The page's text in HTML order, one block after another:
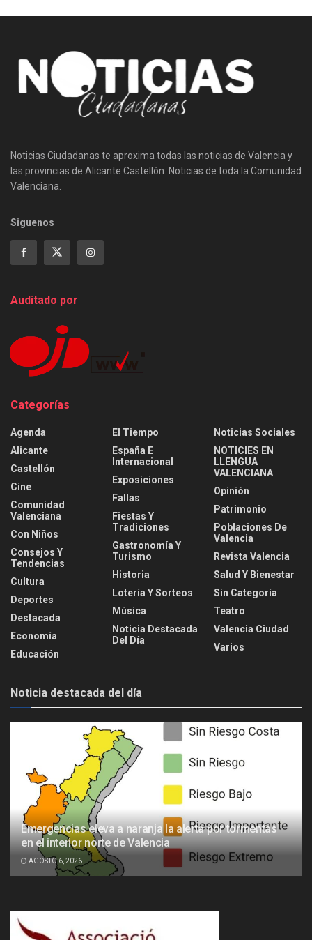
Noticias Ciudadanas te aproxima todas las noticias de Valencia y
las provincias de Alicante Castellón. Noticias de toda la Comunidad
Valenciana.
Siguenos
Auditado por
Categorías
Agenda
Alicante
Castellón
Cine
Comunidad
Valenciana
Con Niños
Consejos Y
Tendencias
Cultura
Deportes
Destacada
Economía
Educación
El Tiempo
España E
Internacional
Exposiciones
Fallas
Fiestas Y
Tradiciones
Gastronomía Y
Turismo
Historia
Lotería Y Sorteos
Música
Noticia Destacada
Del Día
Noticias Sociales
NOTICIES EN
LLENGUA
VALENCIANA
Opinión
Patrimonio
Poblaciones De
Valencia
Revista Valencia
Salud Y Bienestar
Sin Categoría
Teatro
Valencia Ciudad
Varios
Noticia destacada del día
Emergencias eleva a naranja la alerta por tormentas
en el interior norte de Valencia
AGOSTO 6, 2026